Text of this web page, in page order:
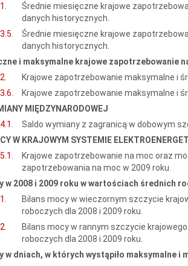
Średnie miesięczne krajowe
danych historycznych.
Średnie miesięczne krajowe
danych historycznych.
i maksymalne krajowe zapotrzebowanie
Krajowe zapotrzebowanie maksymalne i
Krajowe zapotrzebowanie maksymalne i
MIĘDZYNARODOWEJ
Saldo wymiany z zagranicą w dobowym
W KRAJOWYM SYSTEMIE
Krajowe zapotrzebowanie na moc oraz
zapotrzebowania na moc w 2009 roku.
w 2008 i 2009 roku w wartościach średnich
Bilans mocy w wieczornym szczycie
roboczych dla 2008 i 2009 roku.
Bilans mocy w rannym szczycie
roboczych dla 2008 i 2009 roku.
w dniach, w których wystąpiło maksymalne